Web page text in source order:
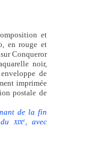
et
en rouge et
Conqueror
noir,
de
imprimée
postale de
de la fin
XIXe
, avec